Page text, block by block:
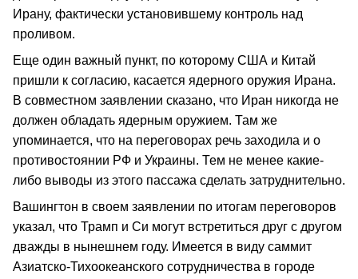
Ирану, фактически установившему контроль над
проливом.
Еще один важный пункт, по которому США и Китай
пришли к согласию, касается ядерного оружия Ирана.
В совместном заявлении сказано, что Иран никогда не
должен обладать ядерным оружием. Там же
упоминается, что на переговорах речь заходила и о
противостоянии РФ и Украины. Тем не менее какие-
либо выводы из этого пассажа сделать затруднительно.
Вашингтон в своем заявлении по итогам переговоров
указал, что Трамп и Си могут встретиться друг с другом
дважды в нынешнем году. Имеется в виду саммит
Азиатско-Тихоокеанского сотрудничества в городе